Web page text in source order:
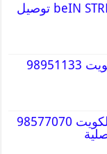
جهاز بي ان ستريم beIN STREAM توصيل
مكتب استخراج فيزا الكويت 98951133
شركة سماعات سقف الكويت 98577070